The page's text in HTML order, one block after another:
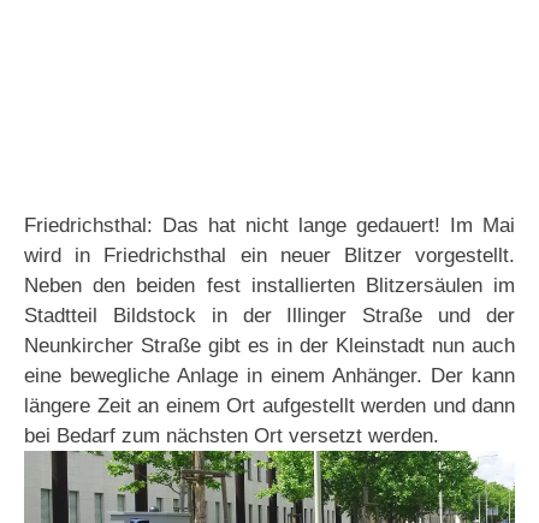
Friedrichsthal: Das hat nicht lange gedauert! Im Mai
wird in Friedrichsthal ein neuer Blitzer vorgestellt.
Neben den beiden fest installierten Blitzersäulen im
Stadtteil Bildstock in der Illinger Straße und der
Neunkircher Straße gibt es in der Kleinstadt nun auch
eine bewegliche Anlage in einem Anhänger. Der kann
längere Zeit an einem Ort aufgestellt werden und dann
bei Bedarf zum nächsten Ort versetzt werden.